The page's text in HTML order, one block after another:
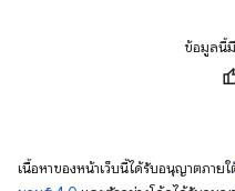
ข้อมูลนี้
เนื้อหาของหน้าเว็บนี้ได้รับอนุญาตภายใ